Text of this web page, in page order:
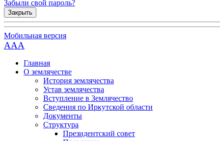
Забыли свой пароль?
Закрыть
Мобильная версия
AAA
Главная
О землячестве
История землячества
Устав землячества
Вступление в Землячество
Сведения по Иркутской области
Документы
Структура
Президентский совет